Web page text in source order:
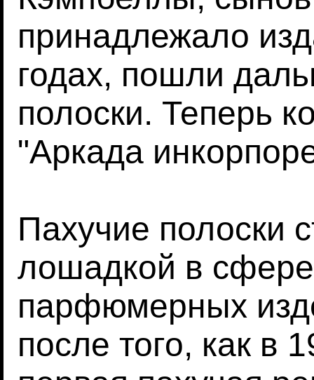
принадлежало
годах, пошли
полоски. Теперь
"Аркада
Пахучие полоски
лошадкой в сфере
парфюмерных
после того, как в